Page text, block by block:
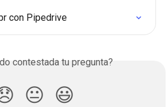
con Pipedrive
contestada tu pregunta?
😐 😃